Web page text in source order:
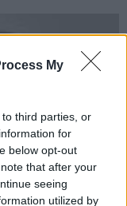
My
third parties, or
for
below opt-out
that after your
seeing
utilized by